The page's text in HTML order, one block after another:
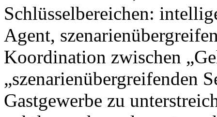
Schlüsselbereichen:
Agent,
Koordination zwischen
„szenarienübergreifenden
Gastgewerbe zu